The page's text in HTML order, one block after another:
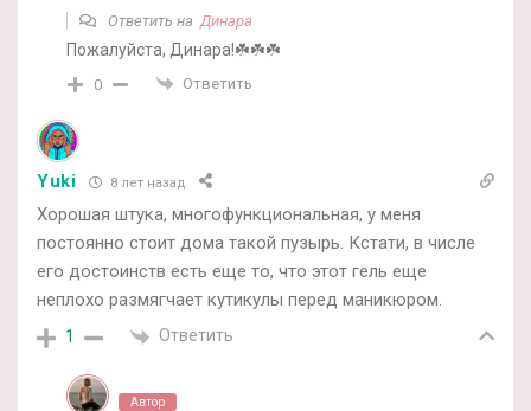
Ответить на Динара
Пожалуйста, Динара!☘️☘️☘️
0 Ответить
Yuki 8 лет назад
Хорошая штука, многофункциональная, у меня
постоянно стоит дома такой пузырь. Кстати, в числе
его достоинств есть еще то, что этот гель еще
неплохо размягчает кутикулы перед маникюром.
1 Ответить
Автор